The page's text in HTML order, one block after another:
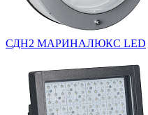
СДН2 МАРИНАЛЮКС LED